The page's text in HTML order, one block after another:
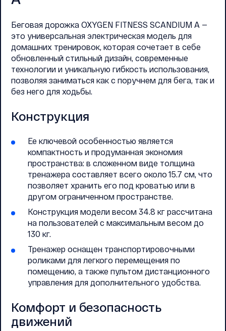
Беговая дорожка OXYGEN FITNESS SCANDIUM A —
это универсальная электрическая модель для
домашних тренировок, которая сочетает в себе
обновленный стильный дизайн, современные
технологии и уникальную гибкость использования,
позволяя заниматься как с поручнем для бега, так и
без него для ходьбы.
Конструкция
Ее ключевой особенностью является
компактность и продуманная экономия
пространства: в сложенном виде толщина
тренажера составляет всего около 15.7 см, что
позволяет хранить его под кроватью или в
другом ограниченном пространстве.
Конструкция модели весом 34.8 кг рассчитана
на пользователей с максимальным весом до
130 кг.
Тренажер оснащен транспортировочными
роликами для легкого перемещения по
помещению, а также пультом дистанционного
управления для дополнительного удобства.
Комфорт и безопасность
движений